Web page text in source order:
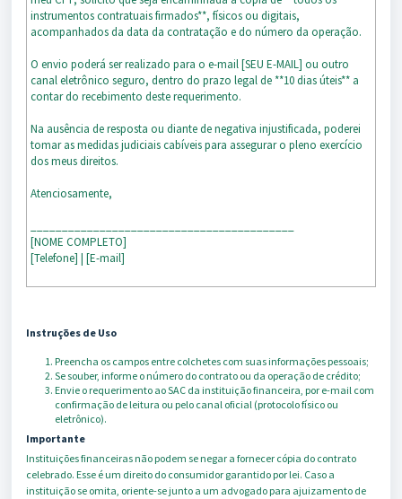
instrumentos contratuais firmados**, físicos ou digitais,
acompanhados da data da contratação e do número da operação.
O envio poderá ser realizado para o e-mail [SEU E-MAIL] ou outro
canal eletrônico seguro, dentro do prazo legal de **10 dias úteis** a
contar do recebimento deste requerimento.
Na ausência de resposta ou diante de negativa injustificada, poderei
tomar as medidas judiciais cabíveis para assegurar o pleno exercício
dos meus direitos.
Atenciosamente,
[NOME COMPLETO]
[Telefone] | [E-mail]
Instruções de Uso
Preencha os campos entre colchetes com suas informações pessoais;
Se souber, informe o número do contrato ou da operação de crédito;
Envie o requerimento ao SAC da instituição financeira, por e-mail com
confirmação de leitura ou pelo canal oficial (protocolo físico ou
eletrônico).
Importante
Instituições financeiras não podem se negar a fornecer cópia do contrato
celebrado. Esse é um direito do consumidor garantido por lei. Caso a
instituição se omita, oriente-se junto a um advogado para ajuizamento de